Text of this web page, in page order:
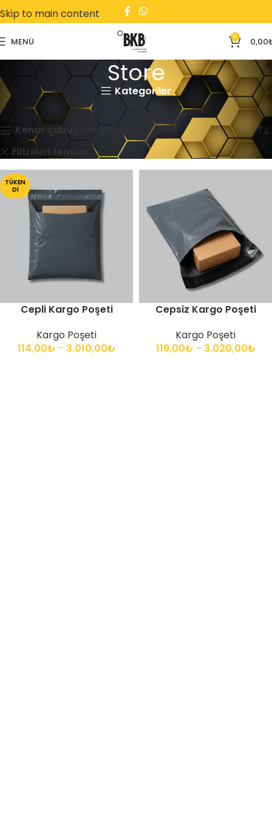
Skip to main content
MENÜ 0 0,00
Store
Kategoriler
Ana Sayfa
Store
2 sonucun tümü gösteriliyor
Kenar çubuğunu göster
Filtreleri temizle Kargo Poşeti Kutu
TÜKEN
DI
Cepli Kargo Poşeti
Kargo Poşeti
114,00₺ – 3.010,00₺
Cepsiz Kargo Poşeti
Kargo Poşeti
119,00₺ – 3.020,00₺